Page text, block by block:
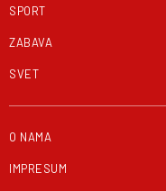
SPORT
ZABAVA
SVET
O NAMA
IMPRESUM